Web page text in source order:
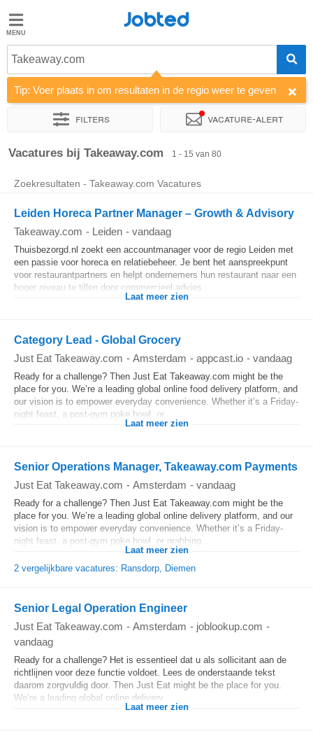
Jobted
Vacatures
Salarissen
Jobted
Takeaway.com
Tip: Voer plaats in om resultaten in de regio weer te geven
Filters Vacature-alert
Sorteer op Bedrijf Soort dienstverband
Vacatures bij Takeaway.com 1 - 15 van 80
Zoekresultaten - Takeaway.com Vacatures
Leiden Horeca Partner Manager – Growth & Advisory
Takeaway.com - Leiden - vandaag
Thuisbezorgd.nl zoekt een accountmanager voor de regio Leiden met
een passie voor horeca en relatiebeheer. Je bent het aanspreekpunt
voor restaurantpartners en helpt ondernemers hun restaurant naar een
hoger niveau te tillen door commercieel advies...
Laat meer zien
Category Lead - Global Grocery
Just Eat Takeaway.com - Amsterdam - appcast.io - vandaag
Ready for a challenge? Then Just Eat Takeaway.com might be the
place for you. We’re a leading global online food delivery platform, and
our vision is to empower everyday convenience. Whether it’s a Friday-
night feast, a post-gym poke bowl, or...
Laat meer zien
Senior Operations Manager, Takeaway.com Payments
Just Eat Takeaway.com - Amsterdam - vandaag
Ready for a challenge? Then Just Eat Takeaway.com might be the
place for you. We’re a leading global online delivery platform, and our
vision is to empower everyday convenience. Whether it’s a Friday-
night feast, a post-gym poke bowl, or grabbing...
Laat meer zien
2 vergelijkbare vacatures: Ransdorp, Diemen
Senior Legal Operation Engineer
Just Eat Takeaway.com - Amsterdam - joblookup.com -
vandaag
Ready for a challenge? Het is essentieel dat u als sollicitant aan de
richtlijnen voor deze functie voldoet. Lees de onderstaande tekst
daarom zorgvuldig door. Then Just Eat might be the place for you.
We’re a leading global online delivery...
Laat meer zien